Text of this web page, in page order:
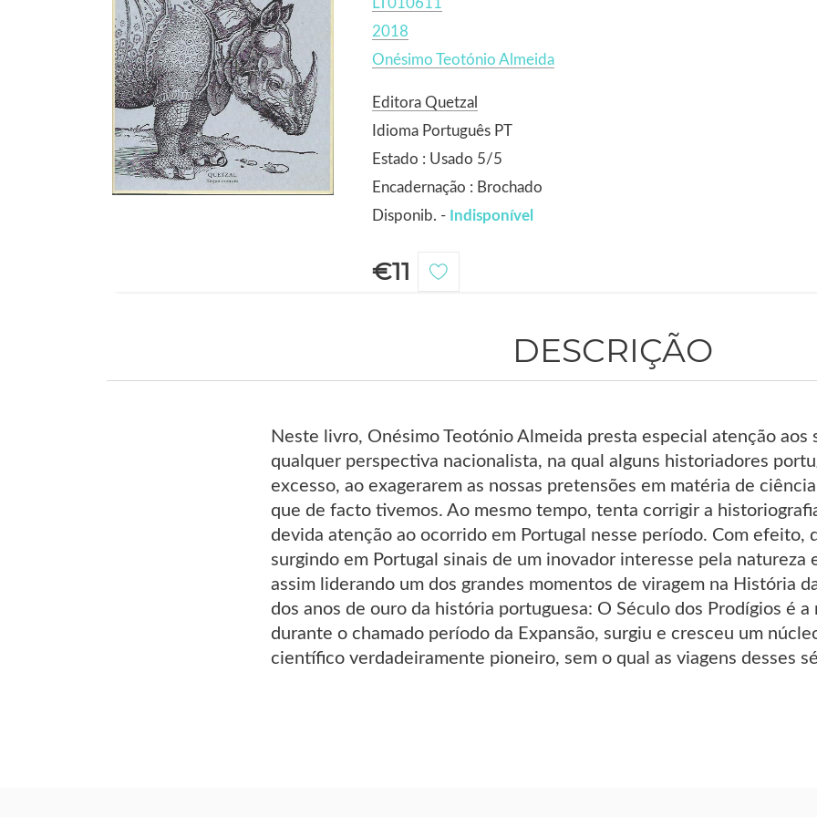
2018
Onésimo Teotónio Almeida
Editora Quetzal
Idioma Português PT
Estado : Usado 5/5
Encadernação : Brochado
Disponib. - Indisponível
€11
DESCRIÇÃO
Neste livro, Onésimo Teotónio Almeida presta especial atenção aos
qualquer perspectiva nacionalista, na qual alguns historiadores
excesso, ao exagerarem as nossas pretensões em matéria de
que de facto tivemos. Ao mesmo tempo, tenta corrigir a
devida atenção ao ocorrido em Portugal nesse período. Com
surgindo em Portugal sinais de um inovador interesse pela
assim liderando um dos grandes momentos de viragem na História
dos anos de ouro da história portuguesa: O Século dos Prodígios é
durante o chamado período da Expansão, surgiu e cresceu um
científico verdadeiramente pioneiro, sem o qual as viagens desses